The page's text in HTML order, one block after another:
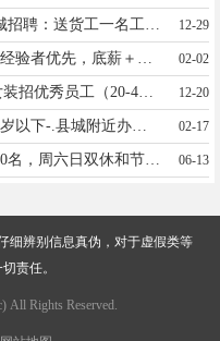
12-29
02-02
宁晋家乐园D栋三层琪戈品牌女装招优秀员工（20-40）半天班。形象好，气质佳，有相关销售经验者优先录用。工资底薪加提成加绩效（3000-10000+）敢于挑战自己的来。 电话15132936716 12-20
诚聘：库房管理员1名，女，40岁以下-.县城附近办公软件，仔细认真，工资待遇丰厚，工作地点：童泰东行200米路南，联系电话：15075917767 02-17
招聘（长期工）电话销售女士10名，周六日双休和节假日带薪休假！工作七个半小时，底薪+高提成,综合薪资4千-1万，公司手把手专业培训（零基础可入职）要求年龄26至38岁┃电话15373210775 06-13
细辨别信息真伪，对于虚假类等
责任。
All Rights Reserved.